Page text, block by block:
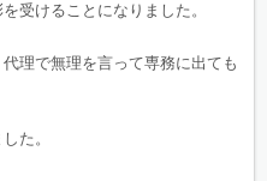
受けることになりました。
理で無理を言って専務に出ても
た。